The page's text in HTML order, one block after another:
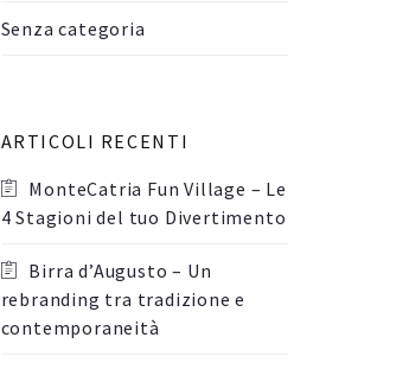
Senza categoria
ARTICOLI RECENTI
MonteCatria Fun Village – Le
4 Stagioni del tuo Divertimento
Birra d’Augusto – Un
rebranding tra tradizione e
contemporaneità